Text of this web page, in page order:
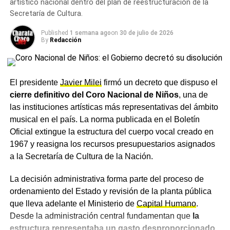
laeliminación de las Primarias Abiertas, Simultáneas
y Obligatorias
innecesario para el Estado, y adelantó que una de las
principales iniciativas legislativas del semestre será la
reforma de la Carta Orgánica del Banco Central.
En materia económica,Mileidestacó los indicadores que,
según el Gobierno, reflejan la recuperación de la
actividad: el superávit fiscal, la desaceleración de la
inflación, la normalización del mercado cambiario y la
mejora de las reservas internacionales. Reconoció, de
todos modos, que una parte de la población todavía no
percibe plenamente los efectos del programa económico,
consolidándose con el paso del tiempo. También destacó
el avance del Régimen de Incentivo para Grandes
Inversiones (RIGI), al señalar que ya existen proyectos
aprobados por miles de millones de dólares y otros que
artístico nacional dentro del plan de reestructuración de la
Secretaría de Cultura.
Published 1 semana agoon 30 de julio de 2026
By Redacción
El presidente Javier Milei firmó un decreto que dispuso el
cierre definitivo del Coro Nacional de Niños, una de
las instituciones artísticas más representativas del ámbito
musical en el país. La norma publicada en el Boletín
Oficial extingue la estructura del cuerpo vocal creado en
1967 y reasigna los recursos presupuestarios asignados
a la Secretaría de Cultura de la Nación.
La decisión administrativa forma parte del proceso de
ordenamiento del Estado y revisión de la planta pública
que lleva adelante el Ministerio de Capital Humano.
Desde la administración central fundamentan que la
estructura representaba un gasto desproporcionado